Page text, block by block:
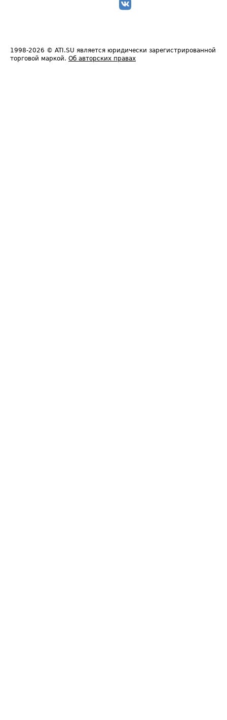
1998-2026 © ATI.SU является юридически зарегистрированной
торговой маркой. Об авторских правах